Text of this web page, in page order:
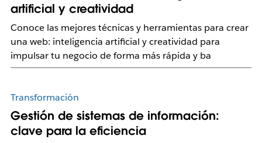
artificial y creatividad
Conoce las mejores técnicas y herramientas para crear
una web: inteligencia artificial y creatividad para
impulsar tu negocio de forma más rápida y ba
Transformación
Gestión de sistemas de información:
clave para la eficiencia